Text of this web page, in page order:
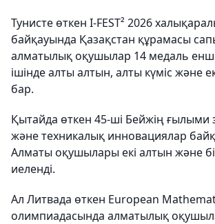
Тунисте өткен I-FEST² 2026
байқауында Қазақстан құрамасы
алматылық оқушылар 14 медаль
ішінде алты алтын, алты күміс және
бар.
Қытайда өткен 45-ші Бейжің ғылыми
және техникалық инновациялар
Алматы оқушылары екі алтын және
иеленді.
Ал Литвада өткен European
олимпиадасында алматылық